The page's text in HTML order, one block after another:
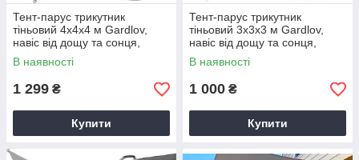
Тент-парус трикутник
тіньовий 4х4х4 м Gardlov,
навіс від дощу та сонця,
Сірий (23141)
В наявності
1 299 ₴
Купити
Тент-парус трикутник
тіньовий 3х3х3 м Gardlov,
навіс від дощу та сонця,
Бежевий (23146)
В наявності
1 000 ₴
Купити